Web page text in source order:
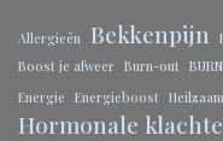
Allergieën Bekkenpijn
Boost je afweer Burn-out
Energie Energieboost Heilzaam
Hormonale